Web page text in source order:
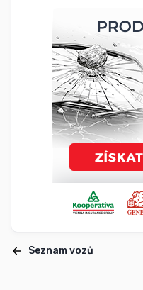
Seznam vozů